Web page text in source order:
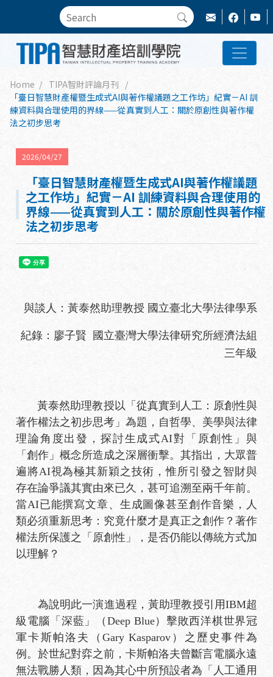
Home
TIPA智財評論月刊
「臺日智慧財產權暨生成式AI與著作權議題之工作坊」紀實－AI 訓
練資料與合理使用的界線——從真實到人工：關於原創性與著作權
法之初步思考
2026/04/27
「臺日智慧財產權暨生成式AI與著作權議題
之工作坊」紀實－AI 訓練資料與合理使用的
界線——從真實到人工：關於原創性與著作權
法之初步思考
與談人：黃泰然助理教授 國立臺北大學法律學系
紀錄：廖子賢 國立臺灣大學法律研究所經濟法組
三年級
黃泰然助理教授以「從真實到人工：原創性與
著作權法之初步思考」為題，自哲學、美學與法律
理論角度出發，探討生成式AI對「原創性」與
「創作」概念所造成之深層衝擊。其指出，大眾普
遍將AI視為極其新穎之技術，惟所引發之智財與
存在論爭議其實由來已久，甚可追溯至兩千年前。
當AI已能撰寫文章、生成圖像甚至創作音樂，人
類必須重新思考：究竟什麼才是真正之創作？著作
權法所保護之「原創性」，是否仍能以傳統方式加
以理解？
為說明此一演進過程，黃助理教授引用IBM超
級電腦「深藍」（Deep Blue）擊敗西洋棋世界冠
軍卡斯帕洛夫（Gary Kasparov）之歷史事件為
例。於世紀對弈之前，卡斯帕洛夫曾斷言電腦永遠
無法戰勝人類，因為其心中所預設者為「人工通用